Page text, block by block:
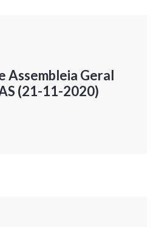
Assembleia Geral
(21-11-2020)